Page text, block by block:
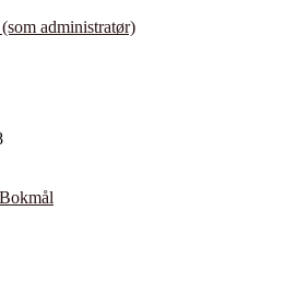
administratør)